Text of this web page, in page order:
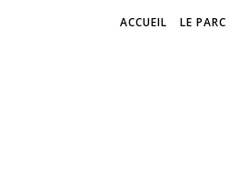
ACCUEIL LE PARC